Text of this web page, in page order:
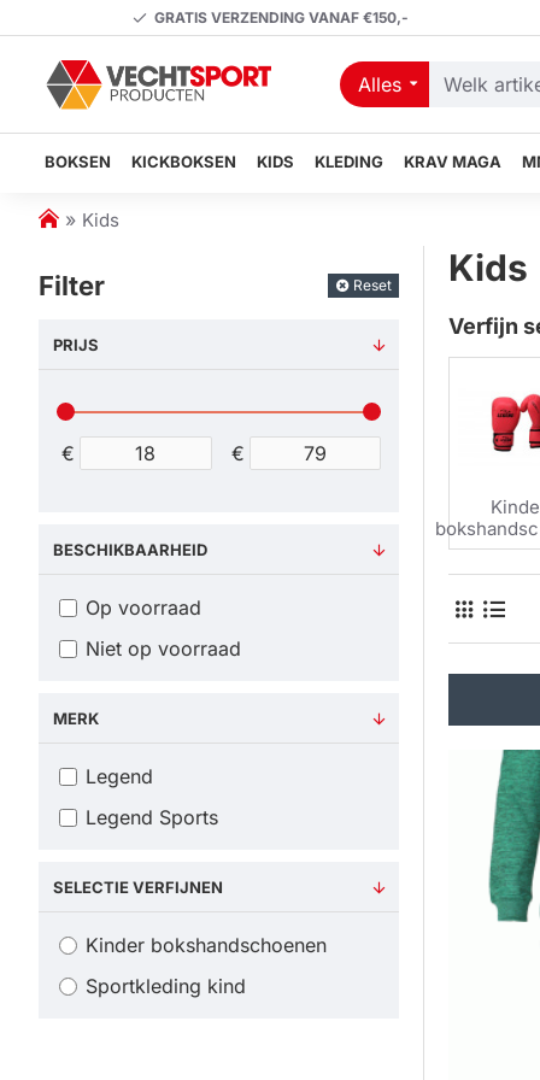
GRATIS VERZENDING VANAF €150,-
Alles
Welk
zoekt
BOKSEN KICKBOKSEN KIDS KLEDING KRAV MAGA
h
m
e
Kids
Filter Reset
PRIJS
€ €
BESCHIKBAARHEID
Op voorraad
Niet op voorraad
MERK
Legend
Legend Sports
SELECTIE VERFIJNEN
Kinder bokshandschoenen
Sportkleding kind
Kids
Verfijn